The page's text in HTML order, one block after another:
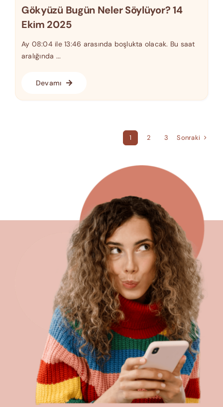
Gökyüzü Bugün Neler Söylüyor? 14
Ekim 2025
Ay 08:04 ile 13:46 arasında boşlukta olacak. Bu saat
aralığında ...
Devamı
1 2 3 Sonraki